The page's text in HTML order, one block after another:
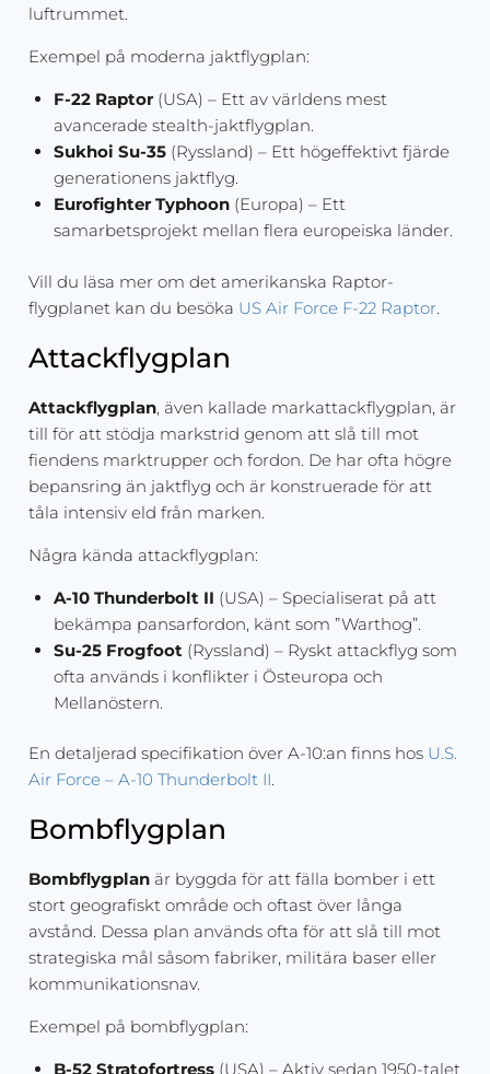
luftrummet.
Exempel på moderna jaktflygplan:
F-22 Raptor(USA) – Ett av världens mest
avancerade stealth-jaktflygplan.
Sukhoi Su-35(Ryssland) – Ett högeffektivt fjärde
generationens jaktflyg.
Eurofighter Typhoon(Europa) – Ett
samarbetsprojekt mellan flera europeiska länder.
Vill du läsa mer om det amerikanska Raptor-
flygplanet kan du besöka US Air Force F-22 Raptor.
Attackflygplan
Attackflygplan, även kallade markattackflygplan, är
till för att stödja markstrid genom att slå till mot
fiendens marktrupper och fordon. De har ofta högre
bepansring än jaktflyg och är konstruerade för att
tåla intensiv eld från marken.
Några kända attackflygplan:
A-10 Thunderbolt II (USA) – Specialiserat på att
bekämpa pansarfordon, känt som ”Warthog”.
Su-25 Frogfoot (Ryssland) – Ryskt attackflyg som
ofta används i konflikter i Östeuropa och
Mellanöstern.
En detaljerad specifikation över A-10:an finns hos U.S.
Air Force – A-10 Thunderbolt II.
Bombflygplan
Bombflygplan är byggda för att fälla bomber i ett
stort geografiskt område och oftast över långa
avstånd. Dessa plan används ofta för att slå till mot
strategiska mål såsom fabriker, militära baser eller
kommunikationsnav.
Exempel på bombflygplan:
B-52 Stratofortress(USA) – Aktiv sedan 1950-talet